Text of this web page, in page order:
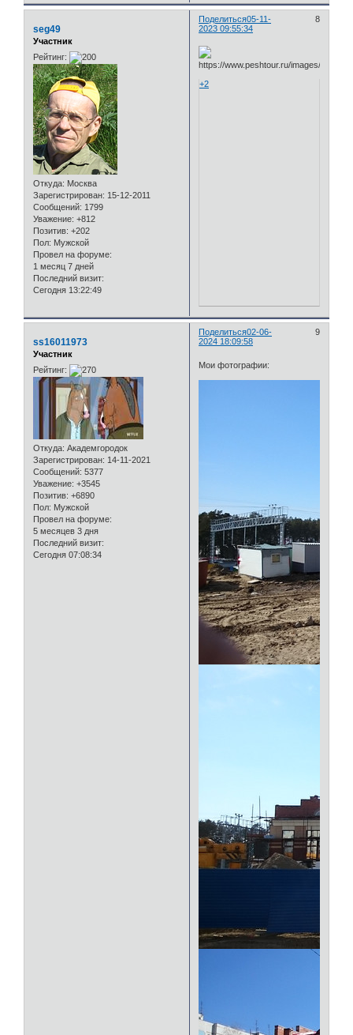
Поделиться 8
05-11-
2023 09:55:34
seg49
Участник
Рейтинг:
Откуда: Москва
Зарегистрирован: 15-12-2011
Сообщений: 1799
Уважение: +812
Позитив: +202
Пол: Мужской
Провел на форуме:
1 месяц 7 дней
Последний визит:
Сегодня 13:22:49
+2
Поделиться 9
02-06-
2024 18:09:58
ss16011973
Участник
Рейтинг:
Откуда: Академгородок
Зарегистрирован: 14-11-2021
Сообщений: 5377
Уважение: +3545
Позитив: +6890
Пол: Мужской
Провел на форуме:
5 месяцев 3 дня
Последний визит:
Сегодня 07:08:34
Мои фотографии: